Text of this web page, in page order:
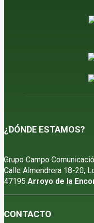
¿DÓNDE ESTAMOS?
Grupo Campo
Calle Almendrera 18-20,
47195 Arroyo de la
CONTACTO